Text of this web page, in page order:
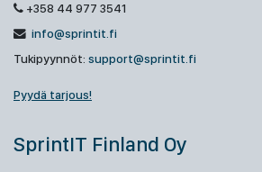
+358 44 977 3541
info@sprintit.fi
Tukipyynnöt: support@sprintit.fi
Pyydä tarjous!
SprintIT Finland Oy